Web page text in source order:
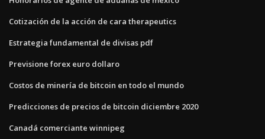
Cotización de la acción de cara therapeutics
Estrategia fundamental de divisas pdf
Previsione forex euro dollaro
Costos de minería de bitcoin en todo el mundo
Predicciones de precios de bitcoin diciembre 2020
Canadá comerciante winnipeg